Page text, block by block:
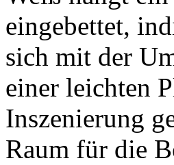
eingebettet,
sich mit der
einer leichten
Inszenierung
Raum für die